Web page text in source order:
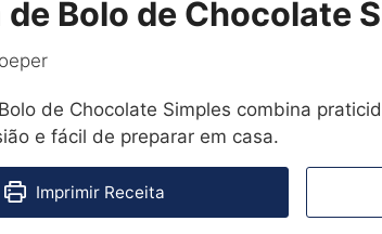
de Bolo de Chocolate
de Chocolate Simples combina
e fácil de preparar em casa.
Imprimir Receita